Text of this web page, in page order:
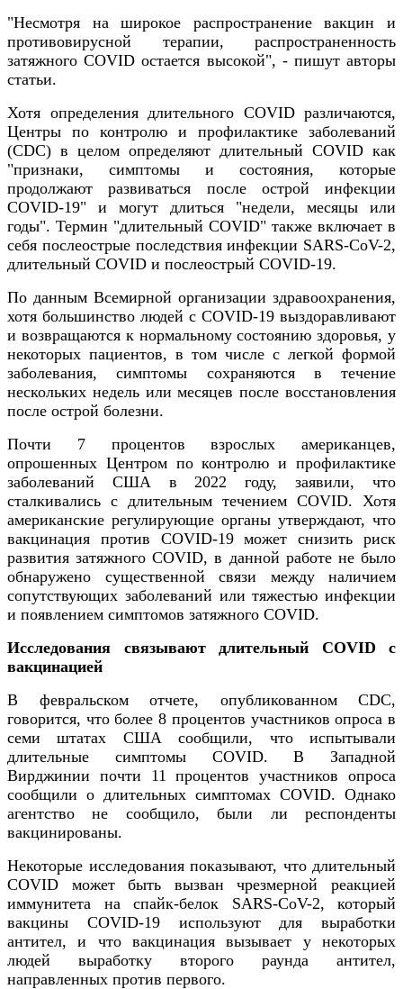
"Несмотря на широкое распространение вакцин и
противовирусной терапии, распространенность
затяжного COVID остается высокой", - пишут авторы
статьи.
Хотя определения длительного COVID различаются,
Центры по контролю и профилактике заболеваний
(CDC) в целом определяют длительный COVID как
"признаки, симптомы и состояния, которые
продолжают развиваться после острой инфекции
COVID-19" и могут длиться "недели, месяцы или
годы". Термин "длительный COVID" также включает в
себя послеострые последствия инфекции SARS-CoV-2,
длительный COVID и послеострый COVID-19.
По данным Всемирной организации здравоохранения,
хотя большинство людей с COVID-19 выздоравливают
и возвращаются к нормальному состоянию здоровья, у
некоторых пациентов, в том числе с легкой формой
заболевания, симптомы сохраняются в течение
нескольких недель или месяцев после восстановления
после острой болезни.
Почти 7 процентов взрослых американцев,
опрошенных Центром по контролю и профилактике
заболеваний США в 2022 году, заявили, что
сталкивались с длительным течением COVID. Хотя
американские регулирующие органы утверждают, что
вакцинация против COVID-19 может снизить риск
развития затяжного COVID, в данной работе не было
обнаружено существенной связи между наличием
сопутствующих заболеваний или тяжестью инфекции
и появлением симптомов затяжного COVID.
Исследования связывают длительный COVID с
вакцинацией
В февральском отчете, опубликованном CDC,
говорится, что более 8 процентов участников опроса в
семи штатах США сообщили, что испытывали
длительные симптомы COVID. В Западной
Вирджинии почти 11 процентов участников опроса
сообщили о длительных симптомах COVID. Однако
агентство не сообщило, были ли респонденты
вакцинированы.
Некоторые исследования показывают, что длительный
COVID может быть вызван чрезмерной реакцией
иммунитета на спайк-белок SARS-CoV-2, который
вакцины COVID-19 используют для выработки
антител, и что вакцинация вызывает у некоторых
людей выработку второго раунда антител,
направленных против первого.